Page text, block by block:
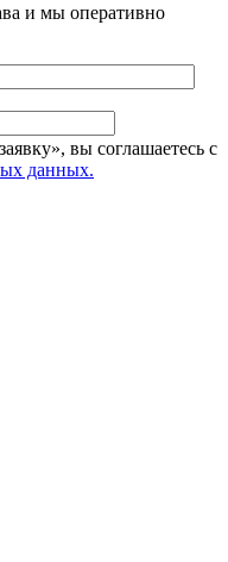
и мы оперативно
вы соглашаетесь с
данных.